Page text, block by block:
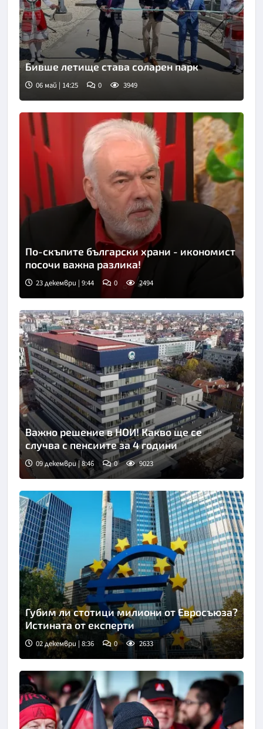
Бивше летище става соларен парк
06 май | 14:25 0 3949
Снимка: Нова телевизия
По-скъпите български храни - икономист
посочи важна разлика!
23 декември | 9:44 0 2494
Важно решение в НОИ! Какво ще се
случва с пенсиите за 4 години
09 декември | 8:46 0 9023
Губим ли стотици милиони от Евросъюза?
Истината от експерти
02 декември | 8:36 0 2633